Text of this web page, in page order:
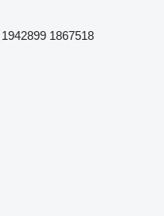
1867518